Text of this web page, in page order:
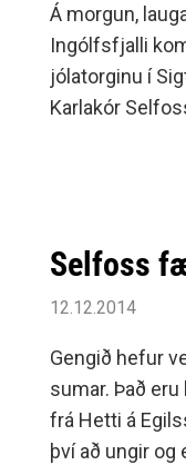
Á morgun,
Ingólfsfjalli
jólatorginu í
Karlakór
Selfoss
12.12.2014
Gengið hefur
sumar. Það
frá Hetti á
því að ungir